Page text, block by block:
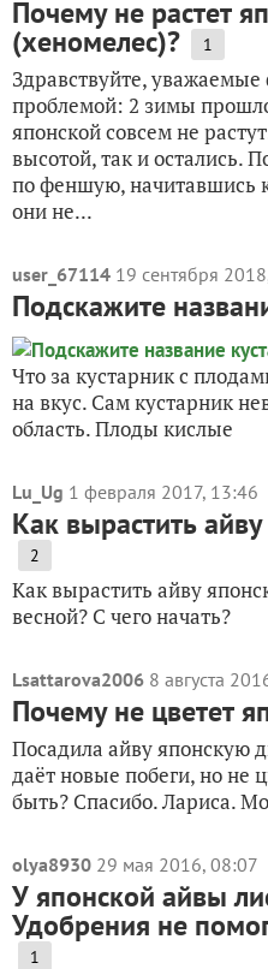
Почему не растет
(хеномелес)? 1
Здравствуйте,
проблемой: 2 зимы
японской совсем не
высотой, так и остались.
по феншую, начитавшись
они не...
user_67114 19 сентября
Подскажите
Что за кустарник с
на вкус. Сам кустарник
область. Плоды кислые
Lu_Ug 1 февраля 2017, 13:46
Как вырастить
2
Как вырастить айву
весной? С чего начать?
Lsattarova2006 8 августа
Почему не цветет
Посадила айву японскую
даёт новые побеги, но не
быть? Спасибо. Лариса.
olya8930 29 мая 2016, 08:07
У японской айвы
Удобрения не
1